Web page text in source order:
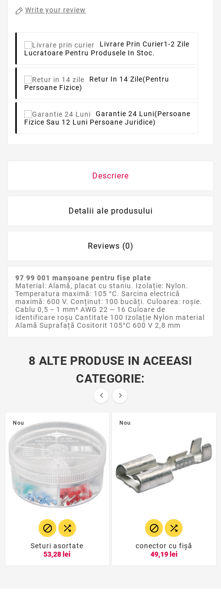
Write your review
Livrare Prin Curier1-2 Zile
Lucratoare Pentru Produsele In Stoc.
Retur In 14 Zile(pentru
Persoane Fizice)
Garantie 24 Luni(persoane
Fizice Sau 12 Luni Persoane Juridice)
Descriere
Detalii ale produsului
Reviews (0)
97 99 001 manșoane pentru fișe plate
Material: Alamă, placat cu staniu. Izolație: Nylon.
Temperatura maximă: 105 °C. Sarcina electrică
maximă: 600 V. Conținut: 100 bucăți. Culoarea: roșie.
Cablu 0,5 – 1 mm² AWG 22 — 16 Culoare de
identificare roșu Cantitate 100 Izolație Nylon material
Alamă Suprafață Cositorit 105°C 600 V 2,8 mm
8 ALTE PRODUSE IN ACEEASI
CATEGORIE:
 
Nou
 
Seturi asortate
53,28 lei
Nou
 
conector cu fişă
49,19 lei